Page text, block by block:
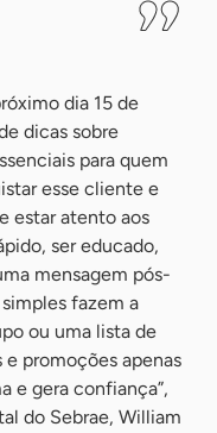
dia 15 de
dicas sobre
para quem
esse cliente e
estar atento aos
ser educado,
mensagem pós-
fazem a
ou uma lista de
e promoções apenas
e gera confiança”,
do Sebrae, William